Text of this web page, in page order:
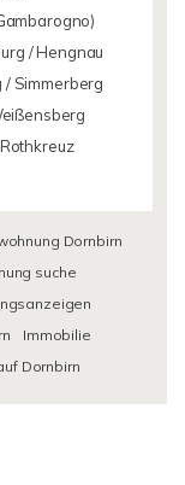
/ Hengnau
Simmerberg
Dornbirn
suche
Immobilie
Dornbirn